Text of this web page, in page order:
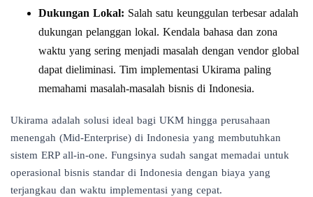
Dukungan Lokal: Salah satu keunggulan terbesar adalah
dukungan pelanggan lokal. Kendala bahasa dan zona
waktu yang sering menjadi masalah dengan vendor global
dapat dieliminasi. Tim implementasi Ukirama paling
memahami masalah-masalah bisnis di Indonesia.
Ukirama adalah solusi ideal bagi UKM hingga perusahaan
menengah (Mid-Enterprise) di Indonesia yang membutuhkan
sistem ERP all-in-one. Fungsinya sudah sangat memadai untuk
operasional bisnis standar di Indonesia dengan biaya yang
terjangkau dan waktu implementasi yang cepat.